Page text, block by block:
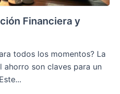
Financiera y
todos los momentos? La
ahorro son claves para un